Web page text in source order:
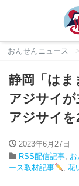
おんせんニュース
静岡「はま
アジサイ
アジサイ
2023年6月27日
RSS配信記事,
ース取材記事
, 花